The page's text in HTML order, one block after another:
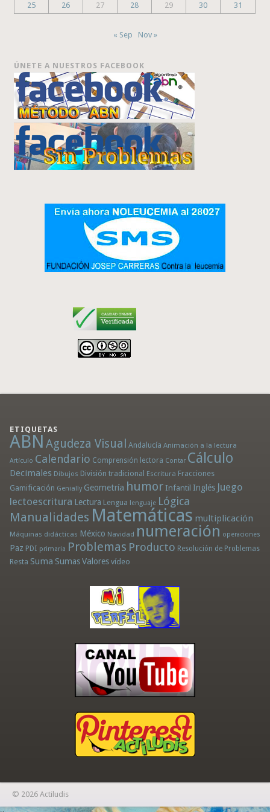
25
26 27 28 29 30 31
« Sep Nov »
ÚNETE A NUESTROS FACEBOOK
ETIQUETAS
ABN Agudeza Visual Andalucía Animación a la lectura
Artículo Calendario Comprensión lectora Contar Cálculo
Decimales Dibujos División tradicional Escritura Fracciones
Gamificación Genially Geometría humor Infantil Inglés Juego
lectoescritura Lectura Lengua lenguaje Lógica
Manualidades Matemáticas multiplicación
Máquinas didácticas México Navidad numeración operaciones
Paz PDI primaria Problemas Producto Resolución de Problemas
Resta Suma Sumas Valores vídeo
© 2026 Actiludis